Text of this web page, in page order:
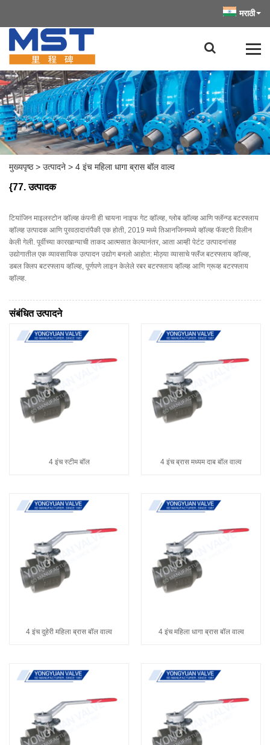
मराठी
मुख्यपृष्ठ > उत्पादने > 4 इंच महिला धागा ब्रास बॉल वाल्व
{77. उत्पादक
टियांजिन माइलस्टोन व्हॉल्व्ह कंपनी ही चायना नाइफ गेट व्हॉल्व्ह, ग्लोब व्हॉल्व्ह आणि फ्लॅन्ग्ड बटरफ्लाय
व्हॉल्व्ह उत्पादक आणि पुरवठादारांपैकी एक होती, 2019 मध्ये तिआनजिनमध्ये व्हॉल्व्ह फॅक्टरी विलीन
केली गेली. पूर्वीच्या कारखान्याची ताकद आत्मसात केल्यानंतर, आता आम्ही पेटंट उत्पादनांसह
उद्योगातील एक व्यावसायिक उत्पादन उद्योग बनलो आहोत: मोठ्या व्यासाचे फ्लॅंज बटरफ्लाय व्हॉल्व्ह,
डबल क्लिप बटरफ्लाय व्हॉल्व्ह, पूर्णपणे लाइन केलेले रबर बटरफ्लाय व्हॉल्व्ह आणि ग्रूव्ह बटरफ्लाय
व्हॉल्व्ह.
संबंधित उत्पादने
4 इंच स्टीम बॉल 4 इंच ब्रास मध्यम दाब बॉल वाल्व
4 इंच दुहेरी महिला ब्रास बॉल वाल्व 4 इंच महिला धागा ब्रास बॉल वाल्व